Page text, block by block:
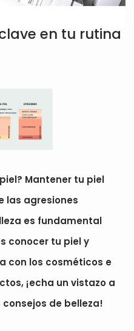
en tu rutina
Mantener tu piel
las agresiones
es fundamental
conocer tu piel y
con los cosméticos e
¡echa un vistazo a
de belleza!